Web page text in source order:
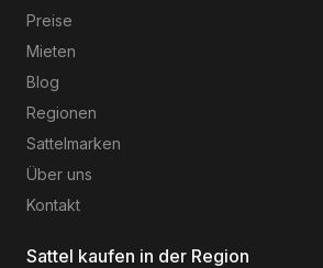
Preise
Mieten
Blog
Regionen
Sattelmarken
Über uns
Kontakt
Sattel kaufen in der Region